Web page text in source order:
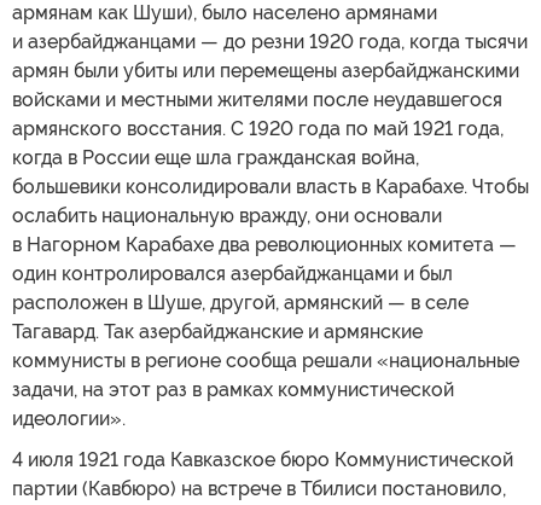
армянам как Шуши), было населено армянами
и азербайджанцами — до резни 1920 года, когда тысячи
армян были убиты или перемещены азербайджанскими
войсками и местными жителями после неудавшегося
армянского восстания. С 1920 года по май 1921 года,
когда в России еще шла гражданская война,
большевики консолидировали власть в Карабахе. Чтобы
ослабить национальную вражду, они основали
в Нагорном Карабахе два революционных комитета —
один контролировался азербайджанцами и был
расположен в Шуше, другой, армянский — в селе
Тагавард. Так азербайджанские и армянские
коммунисты в регионе сообща решали «национальные
задачи, на этот раз в рамках коммунистической
идеологии».
4 июля 1921 года Кавказское бюро Коммунистической
партии (Кавбюро) на встрече в Тбилиси постановило,